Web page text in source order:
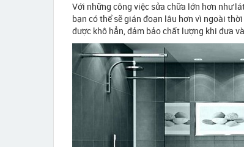
Với những công việc sửa chữa lớn hơn như
bạn có thể sẽ gián đoạn lâu hơn vì ngoài
được khô hẳn, đảm bảo chất lượng khi đưa